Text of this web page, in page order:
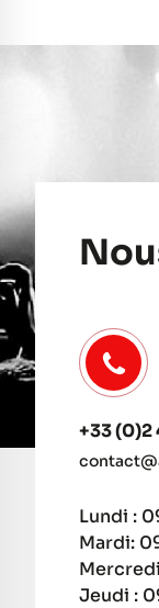
+33 (0)2
Lundi :
Mardi:
Jeudi :